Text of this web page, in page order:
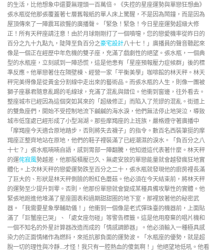
的生活，比他想象中還要無理頭一百萬倍。《失控的星座運勢與單戀狂想曲》
張水瓶從他那張覆蓋著七層舊報紙的單人床上驚醒，不是因為鬧鐘，而是因為
屋頂傳來了一陣震耳欲聾的廣播聲。「緊急！緊急！今日星座運勢超級大修
正！所有天秤座請注意！由於月球剛剛打了一個噴嚏，您的戀愛機率從昨日的
百分之九十九點九，陡降至負百分之豪宅設計八十七！」廣播員的聲音聽起來
像是一個正在經歷中年危機的雙子座，充滿了戲劇性的絕望。張水瓶，一個典
型的水瓶座，立刻感到一陣恐慌，這是他患有「星座預報壓力症候群」後的標
準反應。他單戀著住在隔壁棟、經營一家「平衡美學」咖啡館的林天秤。林天
秤完美得像是從黃金分割線中走出來的藝術品。而張水瓶的人生，則像一團被
獅子座暴君隨意亂踢的毛線球，充滿了混亂與錯位。他衝到窗邊，往外看去。
整座城市已經因為這個突如其來的「超級修正」而陷入了荒謬的混亂。街道上
的雙魚座們，開始不受控制地流下鹹鹹的海水淚，他們無法停止地哭泣，導致
城市低窪處已經形成了小型潟湖。那些摩羯座的上班族，嚴格遵守著廣播中
「摩羯座今天適合原地踏步，否則將失去襪子」的指令。數百名西裝筆挺的摩
羯座正整齊地站在原地，他們的鞋子裡裝滿了已經潮濕的淚水。「負百分之八
十七？」張水瓶喃喃自語，感到胃部一陣翻騰，他知道這代表著什麼。林天秤
的運侘寂風勢越差，他那股積壓已久、無處安放的單戀能量就會越發瘋狂地實
體化。上次林天秤的戀愛運勢跌至百分之二十，張水瓶就發現他的廚房裡長滿
了巨大的、形狀是林天秤側臉的粉紅色蘑菇。他必須在今天結束前，將林天秤
的運勢至少提升到零。否則，他那份單戀就會變成某種具備攻擊性的實體。他
緊張地跑進他堆滿了星座圖表和過期甜甜圈的地下室，那裡放著他的秘密武
器。「我需要星象學輔助儀！」他衝到一個像是老式彈珠臺的機器前，上面貼
滿了「巨蟹座已哭」、「處女座勿碰」等警告標籤。這是他用廢棄的唱片機和
一個不知名的外星計算器改造而成的「情感調節器」。他必須輸入一種極具感
染力的正面情緒作為燃料，來抵抗那負面的運勢波。「水瓶座的優勢，就是超
脫一切的理性與冷靜…才怪！我只有一腔熱血的傻氣啊！」他絕望地低吼。他看